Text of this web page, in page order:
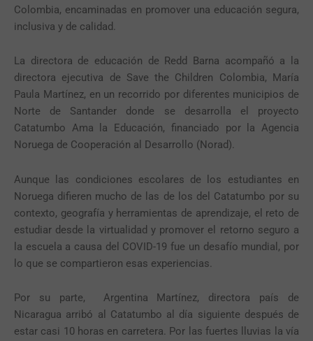
Colombia, encaminadas en promover una educación segura,
inclusiva y de calidad.
La directora de educación de Redd Barna acompañó a la
directora ejecutiva de Save the Children Colombia, María
Paula Martínez, en un recorrido por diferentes municipios de
Norte de Santander donde se desarrolla el proyecto
Catatumbo Ama la Educación, financiado por la Agencia
Noruega de Cooperación al Desarrollo (Norad).
Aunque las condiciones escolares de los estudiantes en
Noruega difieren mucho de las de los del Catatumbo por su
contexto, geografía y herramientas de aprendizaje, el reto de
estudiar desde la virtualidad y promover el retorno seguro a
la escuela a causa del COVID-19 fue un desafío mundial, por
lo que se compartieron esas experiencias.
Por su parte, Argentina Martínez, directora país de
Nicaragua arribó al Catatumbo al día siguiente después de
estar casi 10 horas en carretera. Por las fuertes lluvias la vía